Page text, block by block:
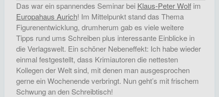
Das war ein spannendes Seminar bei Klaus-Peter Wolfim
Europahaus Aurich! Im Mittelpunkt stand das Thema
Figurenentwicklung, drumherum gab es viele weitere
Tipps rund ums Schreiben plus interessante Einblicke in
die Verlagswelt. Ein schöner Nebeneffekt: Ich habe wieder
einmal festgestellt, dass Krimiautoren die nettesten
Kollegen der Welt sind, mit denen man ausgesprochen
gerne ein Wochenende verbringt. Nun geht’s mit frischem
Schwung an den Schreibtisch!